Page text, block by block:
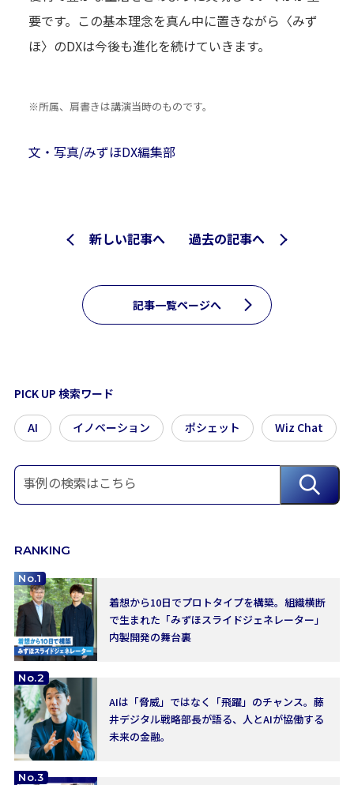
要です。この基本理念を真ん中に置きながら〈みず
ほ〉のDXは今後も進化を続けていきます。
※所属、肩書きは講演当時のものです。
文・写真/みずほDX編集部
新しい記事へ
記事一覧ページへ
過去の記事へ
PICK UP 検索ワード
AI イノベーション ポシェット Wiz Chat
RANKING
No.1
着想から10日でプロトタイプを構築。組織横断
で生まれた「みずほスライドジェネレーター」
内製開発の舞台裏
No.2
AIは「脅威」ではなく「飛躍」のチャンス。藤
井デジタル戦略部長が語る、人とAIが協働する
未来の金融。
No.3